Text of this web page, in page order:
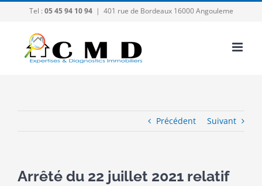
contenu
Tel : 05 45 94 10 94 | 401 rue de Bordeaux 16000 Angouleme
Précédent Suivant
Arrêté du 22 juillet 2021 relatif